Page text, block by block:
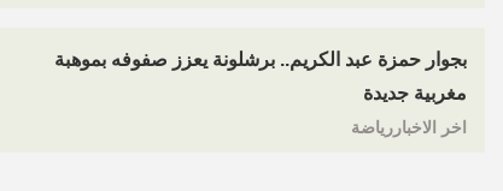
بجوار حمزة عبد الكريم.. برشلونة يعزز صفوفه بموهبة
مغربية جديدة
اخر الاخباررياضة